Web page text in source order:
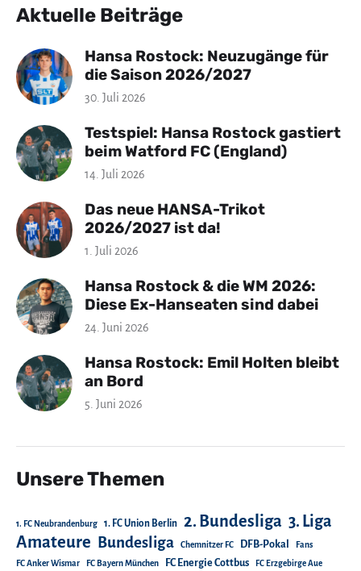
Aktuelle Beiträge
Hansa Rostock: Neuzugänge für
die Saison 2026/2027
30. Juli 2026
Testspiel: Hansa Rostock gastiert
beim Watford FC (England)
14. Juli 2026
Das neue HANSA-Trikot
2026/2027 ist da!
1. Juli 2026
Hansa Rostock & die WM 2026:
Diese Ex-Hanseaten sind dabei
24. Juni 2026
Hansa Rostock: Emil Holten bleibt
an Bord
5. Juni 2026
Unsere Themen
1. FC Neubrandenburg 1. FC Union Berlin 2. Bundesliga 3. Liga
Amateure Bundesliga Chemnitzer FC DFB-Pokal Fans
FC Anker Wismar FC Bayern München FC Energie Cottbus FC Erzgebirge Aue